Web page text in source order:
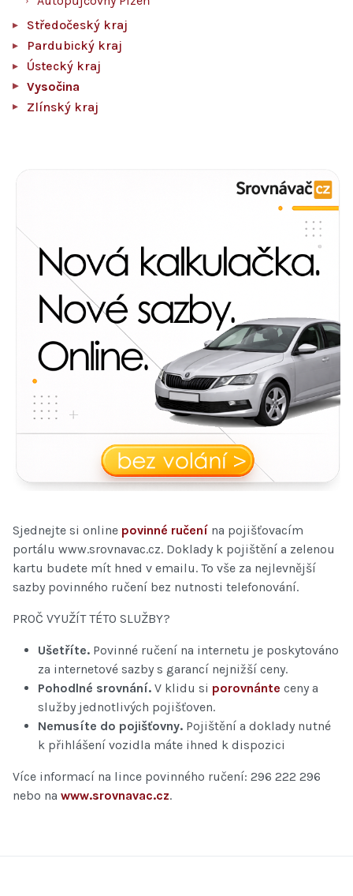
Středočeský kraj
Pardubický kraj
Ústecký kraj
Vysočina
Zlínský kraj
Sjednejte si online povinné ručení na pojišťovacím
portálu www.srovnavac.cz. Doklady k pojištění a zelenou
kartu budete mít hned v emailu. To vše za nejlevnější
sazby povinného ručení bez nutnosti telefonování.
PROČ VYUŽÍT TÉTO SLUŽBY?
Ušetříte. Povinné ručení na internetu je poskytováno
za internetové sazby s garancí nejnižší ceny.
Pohodlné srovnání. V klidu si porovnánte ceny a
služby jednotlivých pojišťoven.
Nemusíte do pojišťovny. Pojištění a doklady nutné
k přihlášení vozidla máte ihned k dispozici
Více informací na lince povinného ručení: 296 222 296
nebo na www.srovnavac.cz.